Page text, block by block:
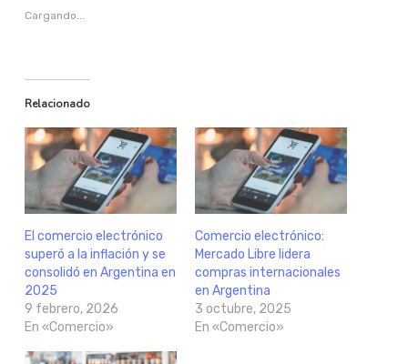
Cargando...
Relacionado
El comercio electrónico
superó a la inflación y se
consolidó en Argentina en
2025
9 febrero, 2026
En «Comercio»
Comercio electrónico:
Mercado Libre lidera
compras internacionales
en Argentina
3 octubre, 2025
En «Comercio»